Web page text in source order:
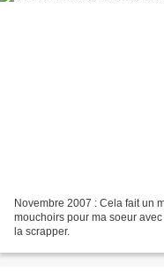
Novembre 2007 : Cela fait un
mouchoirs pour ma soeur
la scrapper.